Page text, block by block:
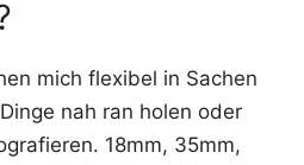
mich fle­xi­bel in Sachen
nah ran holen oder
18mm, 35mm,